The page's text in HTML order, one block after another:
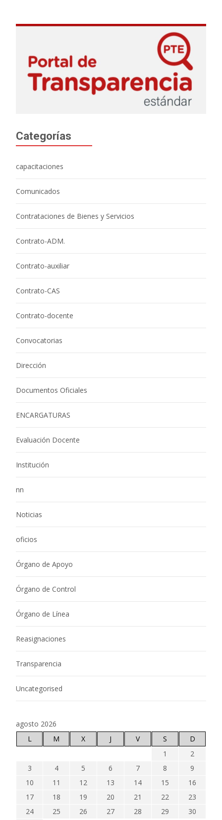
Categorías
capacitaciones
Comunicados
Contrataciones de Bienes y Servicios
Contrato-ADM.
Contrato-auxiliar
Contrato-CAS
Contrato-docente
Convocatorias
Dirección
Documentos Oficiales
ENCARGATURAS
Evaluación Docente
Institución
nn
Noticias
oficios
Órgano de Apoyo
Órgano de Control
Órgano de Línea
Reasignaciones
Transparencia
Uncategorised
agosto 2026
L
M X J V S
D
1
2
3
4 5 6 7 8
9
10
11 12 13 14 15
16
17
18 19 20 21 22
23
24
25 26 27 28 29
30